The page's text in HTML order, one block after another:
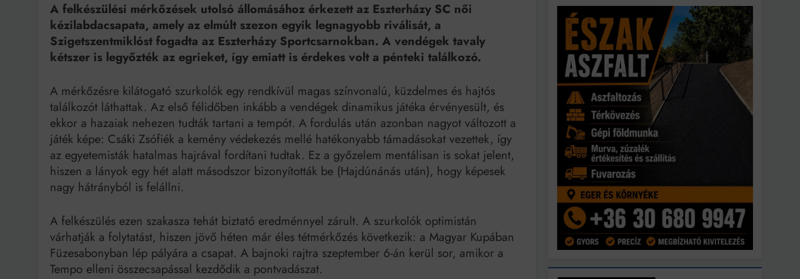
A felkészülési mérkőzések utolsó állomásához érkezett az Eszterházy SC női
kézilabdacsapata, amely az elmúlt szezon egyik legnagyobb riválisát, a
Szigetszentmiklóst fogadta az Eszterházy Sportcsarnokban. A vendégek tavaly
kétszer is legyőzték az egrieket, így emiatt is érdekes volt a pénteki találkozó.
A mérkőzésre kilátogató szurkolók egy rendkívül magas színvonalú, küzdelmes és hajtós
találkozót láthattak. Az első félidőben inkább a vendégek dinamikus játéka érvényesült, és
ekkor a hazaiak nehezen tudták tartani a tempót. A fordulás után azonban nagyot változott a
játék képe: Csáki Zsófiék a kemény védekezés mellé hatékonyabb támadásokat vezettek, így
az egyetemisták hatalmas hajrával fordítani tudtak. Ez a győzelem mentálisan is sokat jelent,
hiszen a lányok egy hét alatt másodszor bizonyították be (Hajdúnánás után), hogy képesek
nagy hátrányból is felállni.
A felkészülés ezen szakasza tehát biztató eredménnyel zárult. A szurkolók optimistán
várhatják a folytatást, hiszen jövő héten már éles tétmérkőzés következik: a Magyar Kupában
Füzesabonyban lép pályára a csapat. A bajnoki rajtra szeptember 6-án kerül sor, amikor a
Tempo elleni összecsapással kezdődik a pontvadászat.